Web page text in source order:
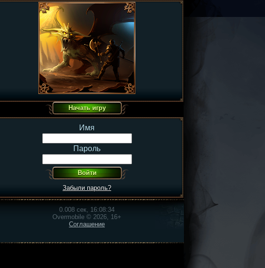
Имя
Пароль
Забыли пароль?
0.008 сек, 16:08:34
Overmobile © 2026, 16+
Соглашение